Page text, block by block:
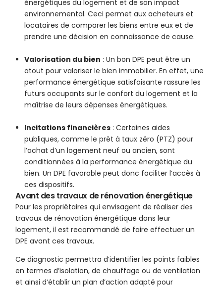
énergétiques du logement et de son impact
environnemental. Ceci permet aux acheteurs et
locataires de comparer les biens entre eux et de
prendre une décision en connaissance de cause.
Valorisation du bien : Un bon DPE peut être un
atout pour valoriser le bien immobilier. En effet, une
performance énergétique satisfaisante rassure les
futurs occupants sur le confort du logement et la
maîtrise de leurs dépenses énergétiques.
Incitations financières : Certaines aides
publiques, comme le prêt à taux zéro (PTZ) pour
l’achat d’un logement neuf ou ancien, sont
conditionnées à la performance énergétique du
bien. Un DPE favorable peut donc faciliter l’accès à
ces dispositifs.
Avant des travaux de rénovation énergétique
Pour les propriétaires qui envisagent de réaliser des
travaux de rénovation énergétique dans leur
logement, il est recommandé de faire effectuer un
DPE avant ces travaux.
Ce diagnostic permettra d’identifier les points faibles
en termes d’isolation, de chauffage ou de ventilation
et ainsi d’établir un plan d’action adapté pour